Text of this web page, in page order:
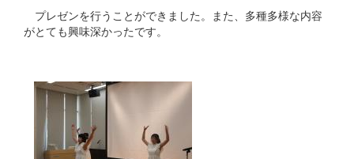
プレゼンを行うことができました。また、多種多様な内容
がとても興味深かったです。